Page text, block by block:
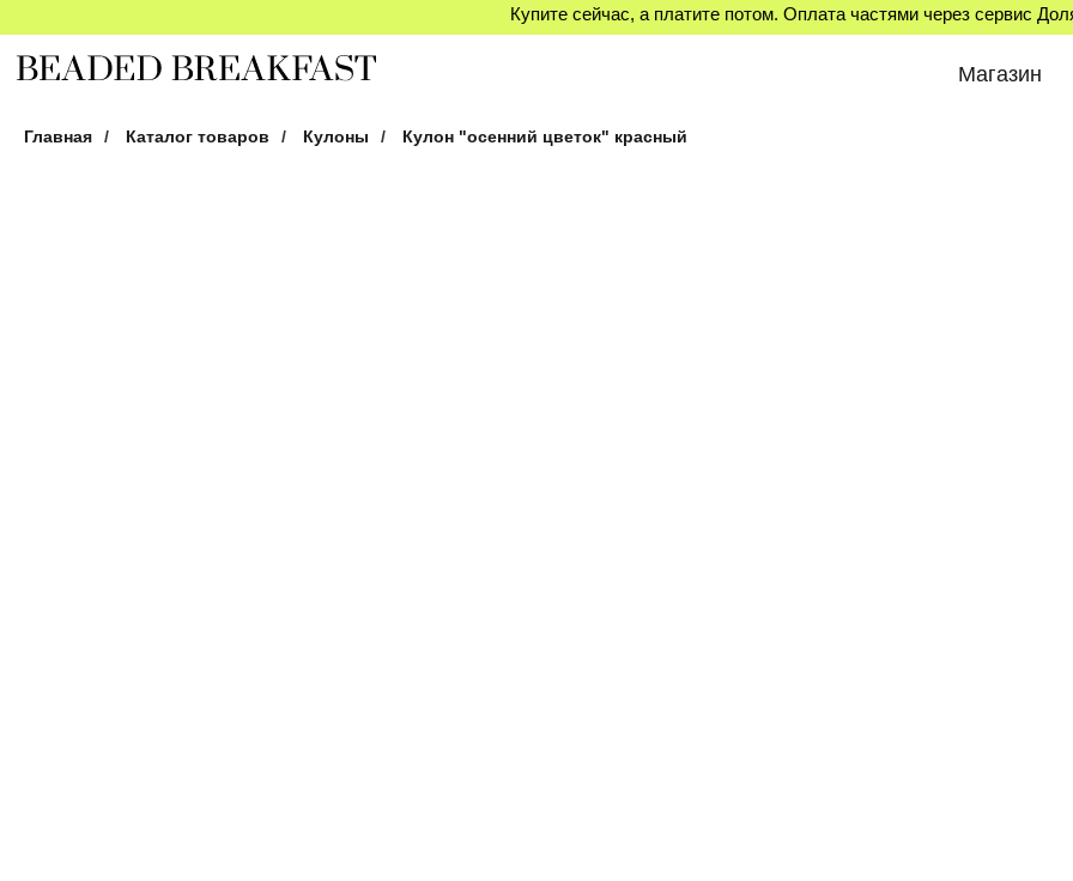
Магазин
Купите сейчас, а платите потом. Оплата частями через сервис
Главная / Каталог товаров / Кулоны / Кулон "осенний цветок" красный